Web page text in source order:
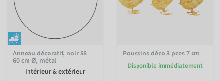
Anneau décoratif, noir 58 -
60 cm Ø, métal
intérieur & extérieur
Poussins déco 3 pces 7 cm
Disponible immédiatement